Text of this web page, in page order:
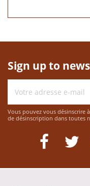
Sign up to
Vous pouvez vous désinscrire
de désinscription dans toutes